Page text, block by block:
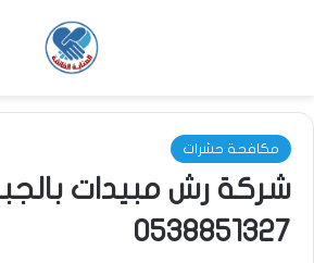
مكافحة حشرات
شركة رش مبيدات
0538851327